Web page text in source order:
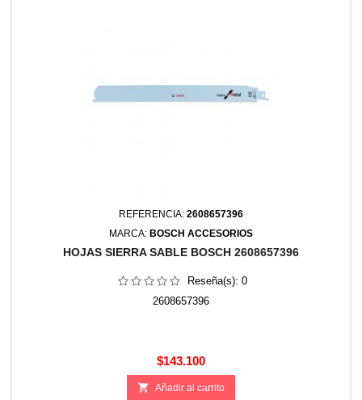
REFERENCIA: 2608657396
MARCA: BOSCH ACCESORIOS
HOJAS SIERRA SABLE BOSCH 2608657396
Reseña(s): 0
2608657396
Precio
$143.100
 Añadir al carrito